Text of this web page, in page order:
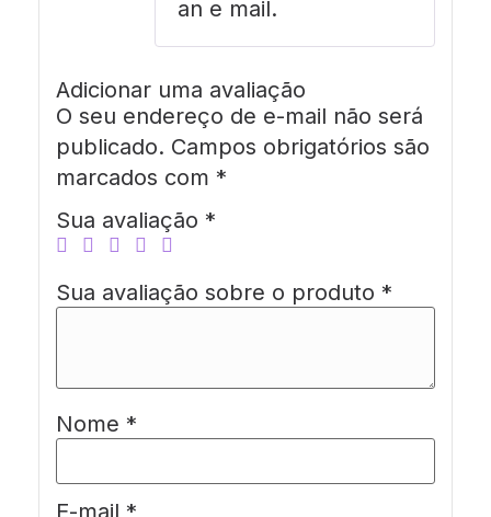
an e mail.
Adicionar uma avaliação
O seu endereço de e-mail não será
publicado. Campos obrigatórios são
marcados com *
Sua avaliação *
Sua avaliação sobre o produto *
Nome *